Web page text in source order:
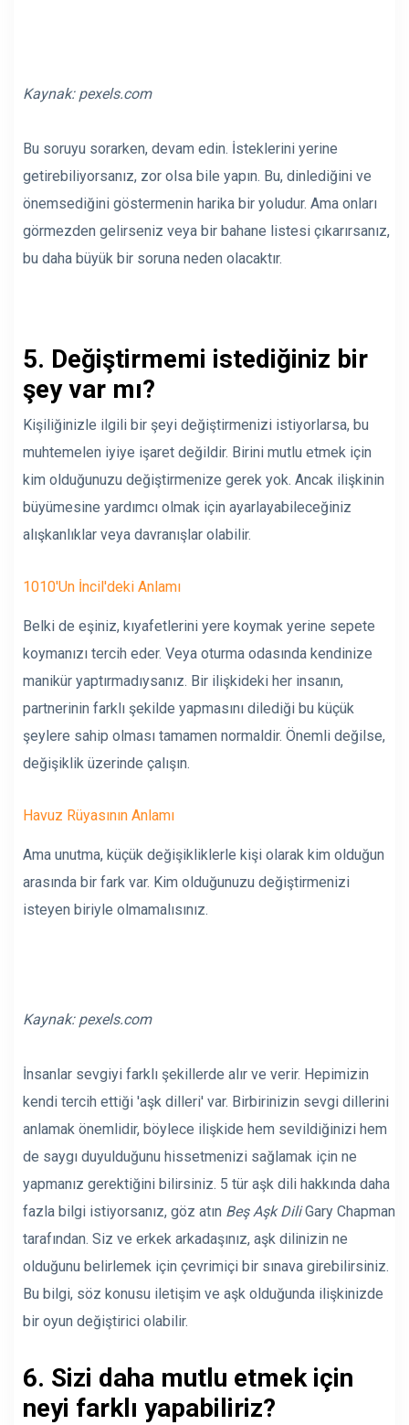
Kaynak: pexels.com
Bu soruyu sorarken, devam edin. İsteklerini yerine
getirebiliyorsanız, zor olsa bile yapın. Bu, dinlediğini ve
önemsediğini göstermenin harika bir yoludur. Ama onları
görmezden gelirseniz veya bir bahane listesi çıkarırsanız,
bu daha büyük bir soruna neden olacaktır.
5. Değiştirmemi istediğiniz bir
şey var mı?
Kişiliğinizle ilgili bir şeyi değiştirmenizi istiyorlarsa, bu
muhtemelen iyiye işaret değildir. Birini mutlu etmek için
kim olduğunuzu değiştirmenize gerek yok. Ancak ilişkinin
büyümesine yardımcı olmak için ayarlayabileceğiniz
alışkanlıklar veya davranışlar olabilir.
1010'un İncil'deki Anlamı
Belki de eşiniz, kıyafetlerini yere koymak yerine sepete
koymanızı tercih eder. Veya oturma odasında kendinize
manikür yaptırmadıysanız. Bir ilişkideki her insanın,
partnerinin farklı şekilde yapmasını dilediği bu küçük
şeylere sahip olması tamamen normaldir. Önemli değilse,
değişiklik üzerinde çalışın.
Havuz Rüyasının Anlamı
Ama unutma, küçük değişikliklerle kişi olarak kim olduğun
arasında bir fark var. Kim olduğunuzu değiştirmenizi
isteyen biriyle olmamalısınız.
Kaynak: pexels.com
İnsanlar sevgiyi farklı şekillerde alır ve verir. Hepimizin
kendi tercih ettiği 'aşk dilleri' var. Birbirinizin sevgi dillerini
anlamak önemlidir, böylece ilişkide hem sevildiğinizi hem
de saygı duyulduğunu hissetmenizi sağlamak için ne
yapmanız gerektiğini bilirsiniz. 5 tür aşk dili hakkında daha
fazla bilgi istiyorsanız, göz atın Beş Aşk Dili Gary Chapman
tarafından. Siz ve erkek arkadaşınız, aşk dilinizin ne
olduğunu belirlemek için çevrimiçi bir sınava girebilirsiniz.
Bu bilgi, söz konusu iletişim ve aşk olduğunda ilişkinizde
bir oyun değiştirici olabilir.
6. Sizi daha mutlu etmek için
neyi farklı yapabiliriz?